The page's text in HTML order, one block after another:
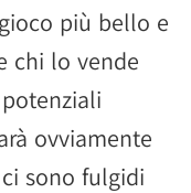
più bello e
chi lo vende
ovviamente
sono fulgidi